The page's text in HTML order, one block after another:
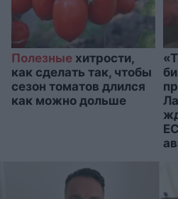
Полезные хитрости,
как сделать так, чтобы
сезон томатов длился
как можно дольше